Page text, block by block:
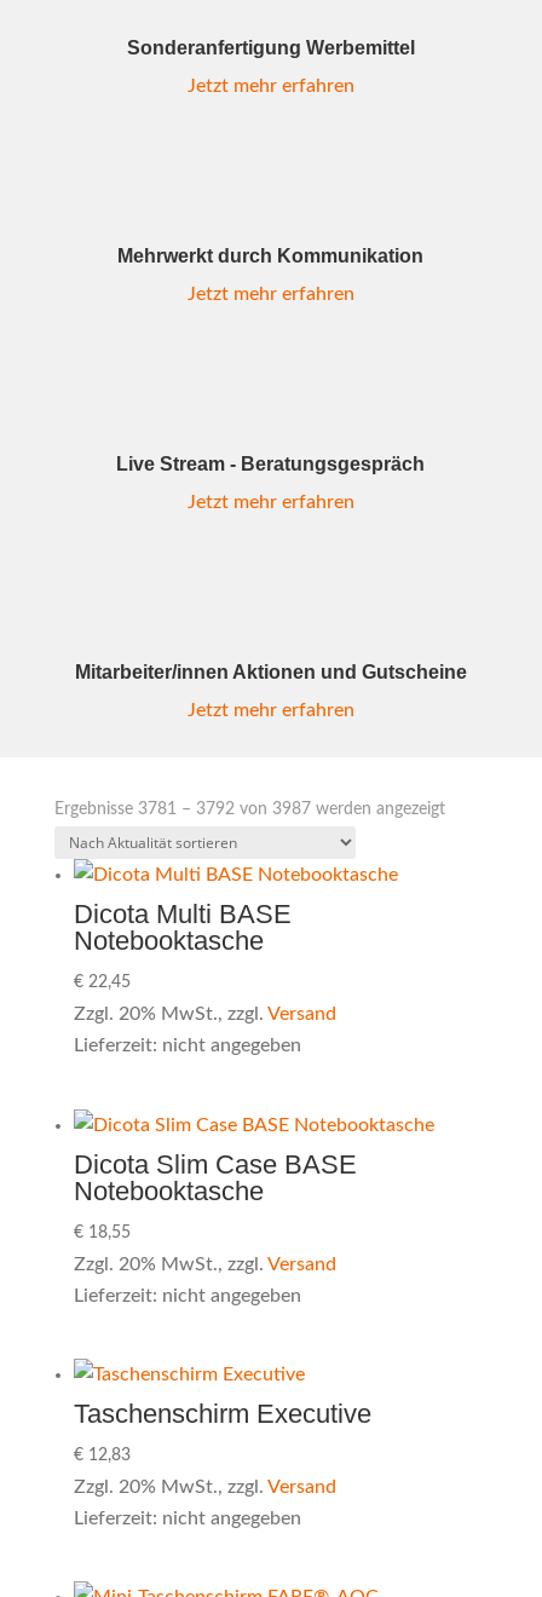
Sonderanfertigung Werbemittel
Jetzt mehr erfahren
Mehrwerkt durch Kommunikation
Jetzt mehr erfahren
Live Stream - Beratungsgespräch
Jetzt mehr erfahren
Mitarbeiter/innen Aktionen und Gutscheine
Jetzt mehr erfahren
Ergebnisse 3781 – 3792 von 3987 werden angezeigtNach
Dicota Multi BASE
Notebooktasche
€22,45
Zzgl. 20% MwSt., zzgl. Versand
Lieferzeit: nicht angegeben
Dicota Slim Case BASE
Notebooktasche
€18,55
Zzgl. 20% MwSt., zzgl. Versand
Lieferzeit: nicht angegeben
Taschenschirm Executive
€12,83
Zzgl. 20% MwSt., zzgl. Versand
Lieferzeit: nicht angegeben